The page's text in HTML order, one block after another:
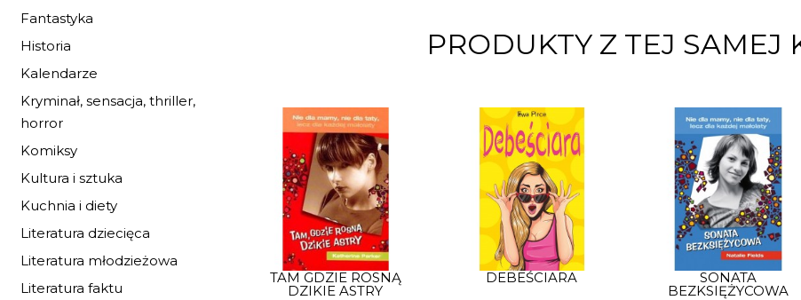
Fantastyka
Historia
Kalendarze
Kryminał, sensacja, thriller,
horror
Komiksy
Kultura i sztuka
Kuchnia i diety
Literatura dziecięca
Literatura młodzieżowa
Literatura faktu
PRODUKTY Z TEJ SAMEJ
TAM GDZIE ROSNĄ
DZIKIE ASTRY
DEBEŚCIARA SONATA
BEZKSIĘŻYCOWA